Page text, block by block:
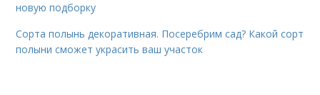
новую подборку
Сорта полынь декоративная. Посеребрим сад? Какой сорт
полыни сможет украсить ваш участок